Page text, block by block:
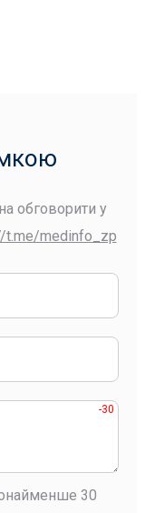
обговорити у
t.me/medinfo_zp
-30
30